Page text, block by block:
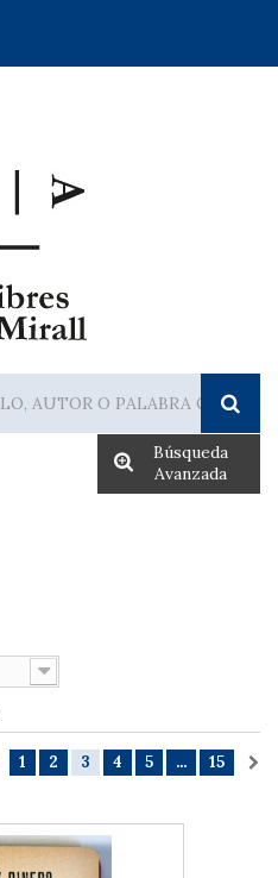
Búsqueda
Avanzada
1 2 3 4 5 ... 15